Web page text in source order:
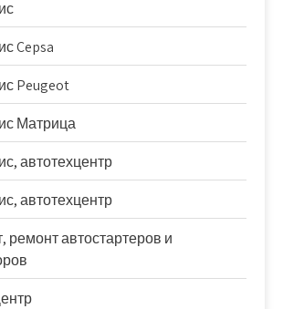
Cepsa
Peugeot
Матрица
автотехцентр
автотехцентр
ремонт автостартеров и